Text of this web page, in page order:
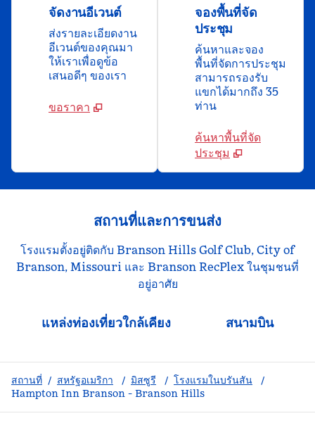
จัดงานอีเวนต์
ส่งรายละเอียดงาน
อีเวนต์ของคุณมา
ให้เราเพื่อดูข้อ
เสนอดีๆ ของเรา
ขอราคา
จองพื้นที่จัด
ประชุม
ค้นหาและจอง
พื้นที่จัดการประชุม
สามารถรองรับ
แขกได้มากถึง 35
ท่าน
ค้นหาพื้นที่จัด
ประชุม
สถานที่และการขนส่ง
โรงแรมตั้งอยู่ติดกับ Branson Hills Golf Club, City of
Branson, Missouri และ Branson RecPlex ในชุมชนที่
อยู่อาศัย
แหล่งท่องเที่ยวใกล้เคียง สนามบิน
สถานที่ / สหรัฐอเมริกา / มิสซูรี / โรงแรมในบรันสัน
/
Hampton Inn Branson - Branson Hills